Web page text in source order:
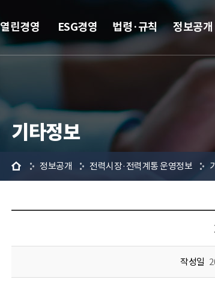
열린경영 ESG경영 법령·규칙 정보공개
기타정보
홈 정보공개 전력시장·전력계통 운영정보
작성일